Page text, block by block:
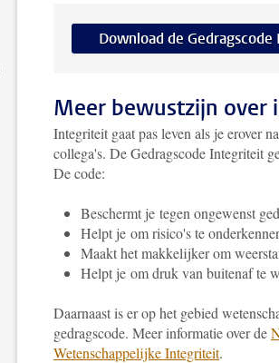
Download de
Meer bewustzijn over
Integriteit gaat pas leven als je erover
collega's. De Gedragscode Integriteit
De code:
Beschermt je tegen ongewenst
Helpt je om risico's te
Maakt het makkelijker om
Helpt je om druk van buitenaf te
Daarnaast is er op het gebied
gedragscode. Meer informatie over de
Wetenschappelijke Integriteit.